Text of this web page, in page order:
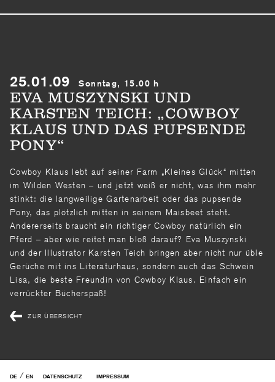
25.01.09 Sonntag, 15.00 h
EVA MUSZYNSKI UND
KARSTEN TEICH: „COWBOY
KLAUS UND DAS PUPSENDE
PONY“
Cowboy Klaus lebt auf seiner Farm „Kleines Glück“ mitten
im Wilden Westen – und jetzt weiß er nicht, was ihm mehr
stinkt: die langweilige Gartenarbeit oder das pupsende
Pony, das plötzlich mitten in seinem Maisbeet steht.
Andererseits braucht ein richtiger Cowboy natürlich ein
Pferd – aber wie reitet man bloß darauf? Eva Muszynski
und der Illustrator Karsten Teich bringen aber nicht nur üble
Gerüche mit ins Literaturhaus, sondern auch das Schwein
Lisa, die beste Freundin von Cowboy Klaus. Einfach ein
verrückter Bücherspaß!
ZUR ÜBERSICHT
DE / EN DATENSCHUTZ IMPRESSUM